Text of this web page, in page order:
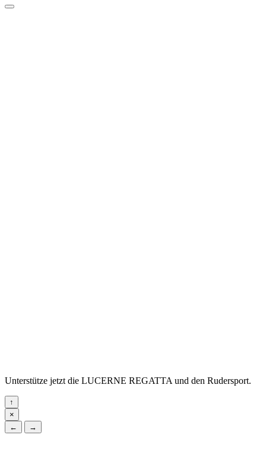
Unterstütze jetzt die LUCERNE REGATTA und den Rudersport.
↑
×
←
→